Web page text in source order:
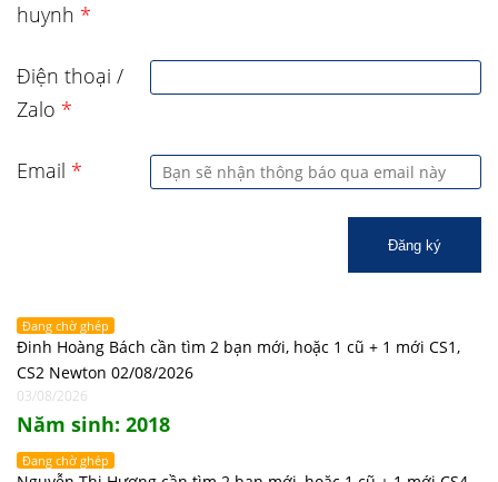
huynh *
Điện thoại /
Zalo *
Email *
Đăng ký
Đang chờ ghép
Đinh Hoàng Bách cần tìm 2 bạn mới, hoặc 1 cũ + 1 mới CS1,
CS2 Newton 02/08/2026
03/08/2026
Năm sinh: 2018
Đang chờ ghép